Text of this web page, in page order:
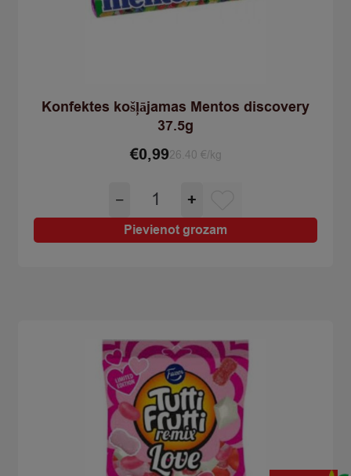
Konfektes košļājamas Mentos discovery
37.5g
€0,9926.40 €/kg
−
Konfektes
košļājamas
Mentos
discovery
+
Pievienot grozam